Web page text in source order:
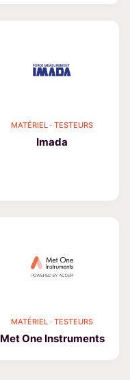
MATÉRIEL · TESTEURS
Imada
MATÉRIEL · TESTEURS
Met One Instruments